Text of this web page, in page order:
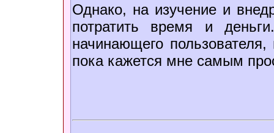
Однако, на изучение и
потратить время и
начинающего
пока кажется мне самым